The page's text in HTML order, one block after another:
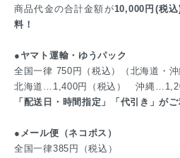
商品代金の合計金額が10,000円(税
料！
●ヤマト運輸・ゆうパック
全国一律 750円（税込）（北海道・沖
北海道…1,400円（税込） 沖縄
「配送日・時間指定」「代引き」が
●メール便（ネコポス）
全国一律385円（税込）